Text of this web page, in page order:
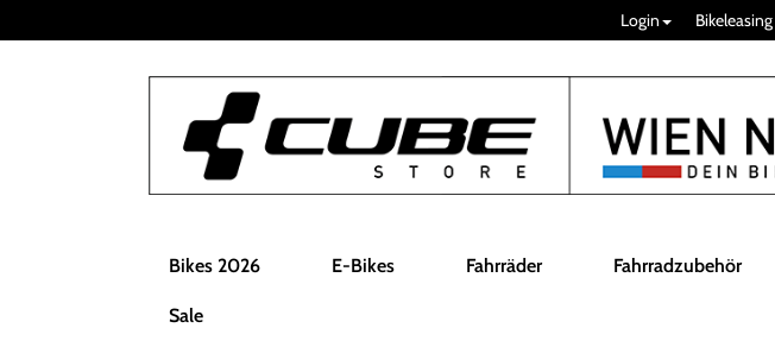
Login Bikeleasing
Bikes 2026 E-Bikes Fahrräder Fahrradzubehör
Sale